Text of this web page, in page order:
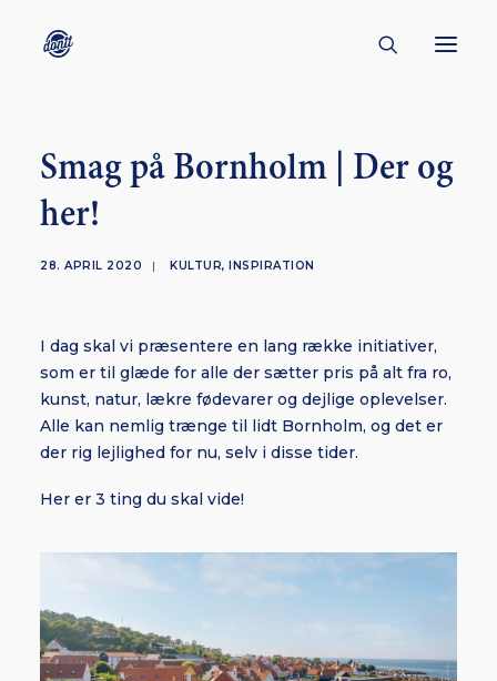
ENGLISH
CREATORS
INSPIRATION
BORNHOLM
Smag på Bornholm | Der og
her!
28. APRIL 2020 | KULTUR, INSPIRATION
I dag skal vi præsentere en lang række initiativer,
som er til glæde for alle der sætter pris på alt fra ro,
kunst, natur, lækre fødevarer og dejlige oplevelser.
Alle kan nemlig trænge til lidt Bornholm, og det er
der rig lejlighed for nu, selv i disse tider.
Her er 3 ting du skal vide!